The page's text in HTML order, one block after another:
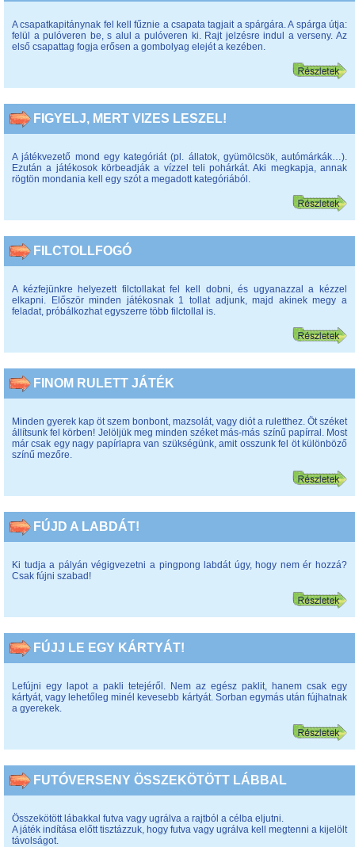
A csapatkapitánynak fel kell fűznie a csapata tagjait a spárgára. A spárga útja:
felül a pulóveren be, s alul a pulóveren ki. Rajt jelzésre indul a verseny. Az
első csapattag fogja erősen a gombolyag elejét a kezében.
FIGYELJ, MERT VIZES LESZEL!
A játékvezető mond egy kategóriát (pl. állatok, gyümölcsök, autómárkák…).
Ezután a játékosok körbeadják a vízzel teli pohárkát. Aki megkapja, annak
rögtön mondania kell egy szót a megadott kategóriából.
FILCTOLLFOGÓ
A kézfejünkre helyezett filctollakat fel kell dobni, és ugyanazzal a kézzel
elkapni. Először minden játékosnak 1 tollat adjunk, majd akinek megy a
feladat, próbálkozhat egyszerre több filctollal is.
FINOM RULETT JÁTÉK
Minden gyerek kap öt szem bonbont, mazsolát, vagy diót a ruletthez. Öt széket
állítsunk fel körben! Jelöljük meg minden széket más-más színű papírral. Most
már csak egy nagy papírlapra van szükségünk, amit osszunk fel öt különböző
színű mezőre.
FÚJD A LABDÁT!
Ki tudja a pályán végigvezetni a pingpong labdát úgy, hogy nem ér hozzá?
Csak fújni szabad!
FÚJJ LE EGY KÁRTYÁT!
Lefújni egy lapot a pakli tetejéről. Nem az egész paklit, hanem csak egy
kártyát, vagy lehetőleg minél kevesebb kártyát. Sorban egymás után fújhatnak
a gyerekek.
FUTÓVERSENY ÖSSZEKÖTÖTT LÁBBAL
Összekötött lábakkal futva vagy ugrálva a rajtból a célba eljutni.
A játék indítása előtt tisztázzuk, hogy futva vagy ugrálva kell megtenni a kijelölt
távolságot.